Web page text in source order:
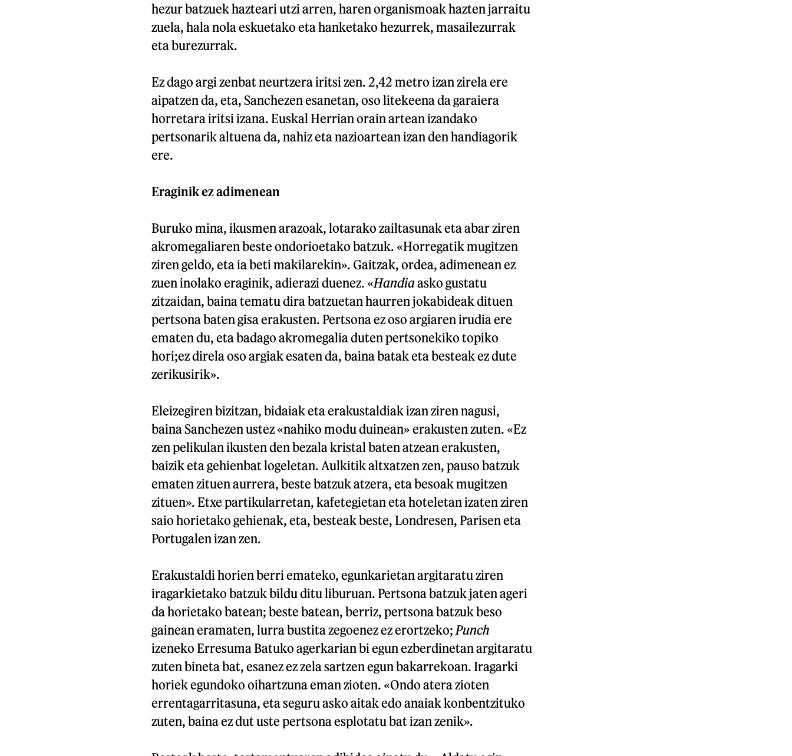
hezur batzuek hazteari utzi arren, haren organismoak hazten jarraitu
zuela, hala nola eskuetako eta hanketako hezurrek, masailezurrak
eta burezurrak.
Ez dago argi zenbat neurtzera iritsi zen. 2,42 metro izan zirela ere
aipatzen da, eta, Sanchezen esanetan, oso litekeena da garaiera
horretara iritsi izana. Euskal Herrian orain artean izandako
pertsonarik altuena da, nahiz eta nazioartean izan den handiagorik
ere.
Eraginik ez adimenean
Buruko mina, ikusmen arazoak, lotarako zailtasunak eta abar ziren
akromegaliaren beste ondorioetako batzuk. «Horregatik mugitzen
ziren geldo, eta ia beti makilarekin». Gaitzak, ordea, adimenean ez
zuen inolako eraginik, adierazi duenez. «Handiaasko gustatu
zitzaidan, baina tematu dira batzuetan haurren jokabideak dituen
pertsona baten gisa erakusten. Pertsona ez oso argiaren irudia ere
ematen du, eta badago akromegalia duten pertsonekiko topiko
hori;ez direla oso argiak esaten da, baina batak eta besteak ez dute
zerikusirik».
Eleizegiren bizitzan, bidaiak eta erakustaldiak izan ziren nagusi,
baina Sanchezen ustez «nahiko modu duinean» erakusten zuten. «Ez
zen pelikulan ikusten den bezala kristal baten atzean erakusten,
baizik eta gehienbat logeletan. Aulkitik altxatzen zen, pauso batzuk
ematen zituen aurrera, beste batzuk atzera, eta besoak mugitzen
zituen». Etxe partikularretan, kafetegietan eta hoteletan izaten ziren
saio horietako gehienak, eta, besteak beste, Londresen, Parisen eta
Portugalen izan zen.
Erakustaldi horien berri emateko, egunkarietan argitaratu ziren
iragarkietako batzuk bildu ditu liburuan. Pertsona batzuk jaten ageri
da horietako batean; beste batean, berriz, pertsona batzuk beso
gainean eramaten, lurra bustita zegoenez ez erortzeko; Punch
izeneko Erresuma Batuko agerkarian bi egun ezberdinetan argitaratu
zuten bineta bat, esanez ez zela sartzen egun bakarrekoan. Iragarki
horiek egundoko oihartzuna eman zioten. «Ondo atera zioten
errentagarritasuna, eta seguru asko aitak edo anaiak konbentzituko
zuten, baina ez dut uste pertsona esplotatu bat izan zenik».